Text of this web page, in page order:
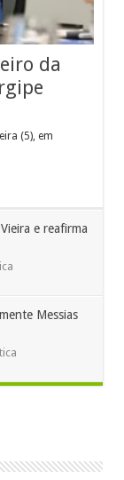
da
(5), em
e reafirma
Messias